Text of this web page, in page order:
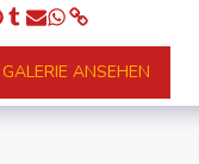
ANSEHEN